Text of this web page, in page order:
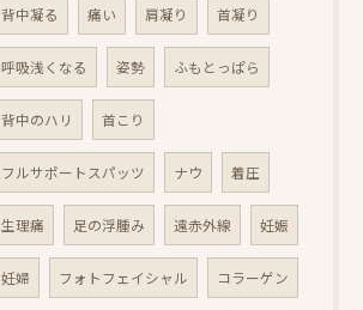
背中凝る 痛い 肩凝り 首凝り
呼吸浅くなる 姿勢 ふもとっぱら
背中のハリ 首こり
フルサポートスパッツ ナウ 着圧
生理痛 足の浮腫み 遠赤外線 妊娠
妊婦 フォトフェイシャル コラーゲン